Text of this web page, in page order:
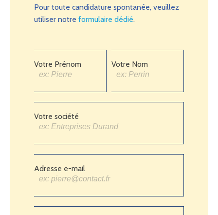
Pour toute candidature spontanée, veuillez
utiliser notre formulaire dédié.
Votre Prénom Votre Nom
Votre société
Adresse e-mail